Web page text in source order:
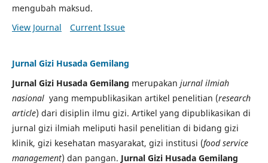
mengubah maksud.
View Journal
Current Issue
Jurnal Gizi Husada Gemilang
Jurnal Gizi Husada Gemilang merupakan jurnal ilmiah
nasionalyang mempublikasikan artikel penelitian (research
article) dari disiplin ilmu gizi. Artikel yang dipublikasikan di
jurnal gizi ilmiah meliputi hasil penelitian di bidang gizi
klinik, gizi kesehatan masyarakat, gizi institusi (food service
management) dan pangan. Jurnal Gizi Husada Gemilang